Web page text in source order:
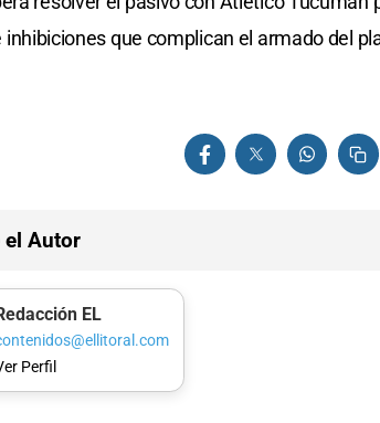
inhibiciones que complican el armado del
el Autor
EL
Perfil